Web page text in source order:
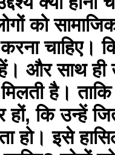
को
चाहिए।
और साथ ही
है।
हों, कि उन्हें
हो। इसे